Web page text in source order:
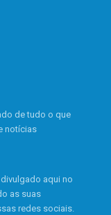
de tudo o que
notícias
aqui no
as suas
redes sociais.